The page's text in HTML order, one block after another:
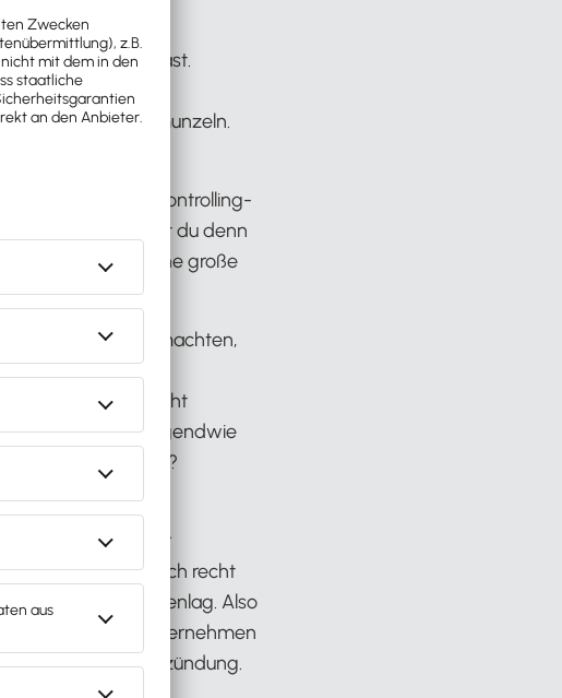
uns genommen hast.
meiner
kräftig schmunzeln.
dass dein Controlling-
war. Was meinst du denn
wo kann denn eine große
nicht?
aufmerksam machten,
Beispiel die
Oder auch nicht
war – nicht nur irgendwie
. Kostenstellen?
damals mit meiner
hatte. Ich war doch recht
weit ich danebenlag. Also
kleineren Unternehmen
die Startzündung.